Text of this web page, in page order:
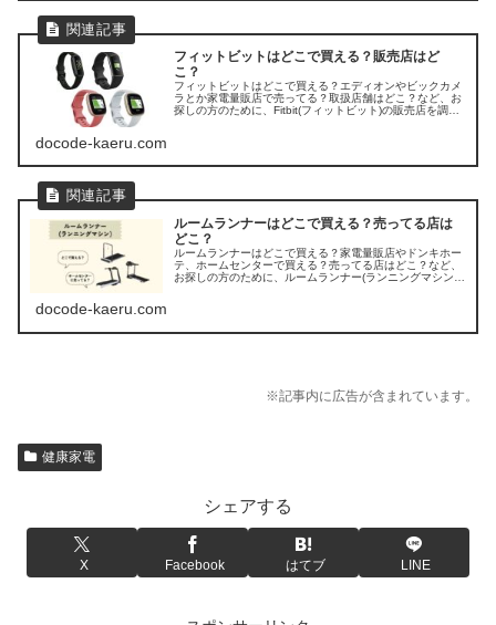
フィットビットはどこで買える？販売店はど
こ？
フィットビットはどこで買える？エディオンやビックカメ
ラとか家電量販店で売ってる？取扱店舗はどこ？など、お
探しの方のために、Fitbit(フィットビット)の販売店を調べ
docode-kaeru.com
ルームランナーはどこで買える？売ってる店は
どこ？
ルームランナーはどこで買える？家電量販店やドンキホー
テ、ホームセンターで買える？売ってる店はどこ？など、
お探しの方のために、ルームランナー(ランニングマシン)
docode-kaeru.com
※記事内に広告が含まれています。
健康家電
シェアする
X Facebook はてブ LINE